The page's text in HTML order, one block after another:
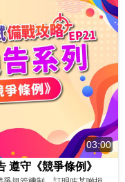
03:00
遵守《競爭條例》